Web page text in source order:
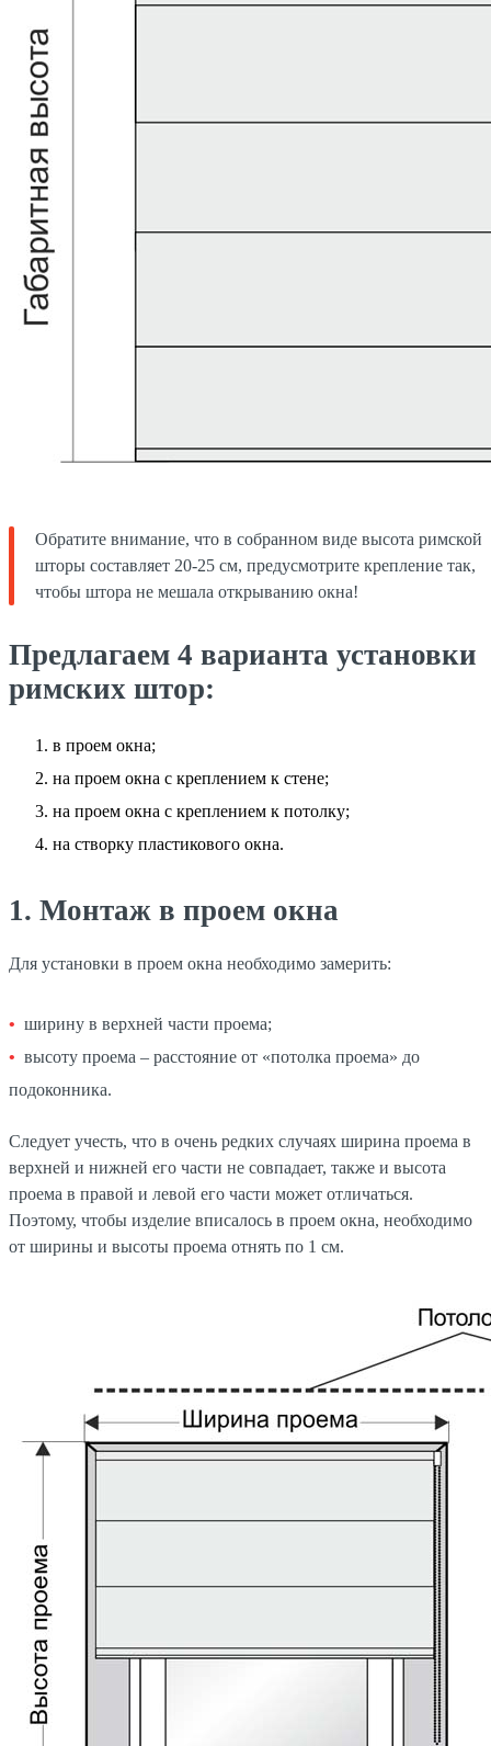
Обратите внимание, что в собранном виде высота римской
шторы составляет 20-25 см, предусмотрите крепление так,
чтобы штора не мешала открыванию окна!
Предлагаем 4 варианта установки
римских штор:
в проем окна;
на проем окна с креплением к стене;
на проем окна с креплением к потолку;
на створку пластикового окна.
1. Монтаж в проем окна
Для установки в проем окна необходимо замерить:
ширину в верхней части проема;
высоту проема – расстояние от «потолка проема» до
подоконника.
Следует учесть, что в очень редких случаях ширина проема в
верхней и нижней его части не совпадает, также и высота
проема в правой и левой его части может отличаться.
Поэтому, чтобы изделие вписалось в проем окна, необходимо
от ширины и высоты проема отнять по 1 см.